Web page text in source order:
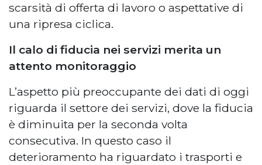
scarsità di offerta di lavoro o aspettative di
una ripresa ciclica.
Il calo di fiducia nei servizi merita un
attento monitoraggio
L’aspetto più preoccupante dei dati di oggi
riguarda il settore dei servizi, dove la fiducia
è diminuita per la seconda volta
consecutiva. In questo caso il
deterioramento ha riguardato i trasporti e